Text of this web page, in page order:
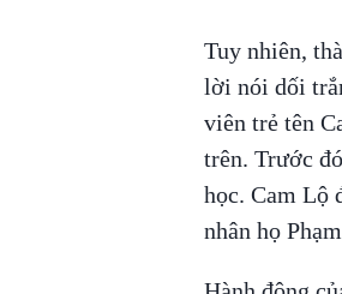
Tuy nhiên,
lời nói dối
viên trẻ tên
trên. Trước
học. Cam Lộ
nhân họ